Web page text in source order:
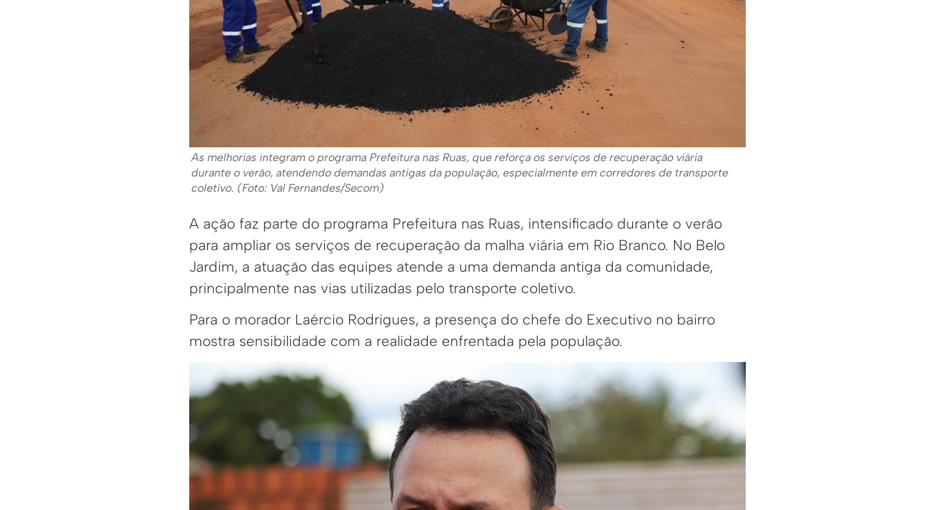
As melhorias integram o programa Prefeitura nas Ruas, que reforça os serviços de recuperação viária
durante o verão, atendendo demandas antigas da população, especialmente em corredores de transporte
coletivo. (Foto: Val Fernandes/Secom)
A ação faz parte do programa Prefeitura nas Ruas, intensificado durante o verão
para ampliar os serviços de recuperação da malha viária em Rio Branco. No Belo
Jardim, a atuação das equipes atende a uma demanda antiga da comunidade,
principalmente nas vias utilizadas pelo transporte coletivo.
Para o morador Laércio Rodrigues, a presença do chefe do Executivo no bairro
mostra sensibilidade com a realidade enfrentada pela população.